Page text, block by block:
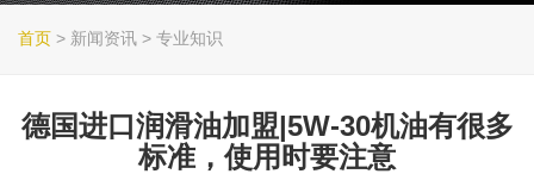
首页 > 新闻资讯 > 专业知识
德国进口润滑油加盟|5W-30机油有很多
标准，使用时要注意